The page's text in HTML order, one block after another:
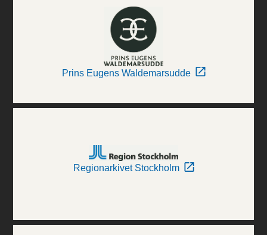
Prins Eugens Waldemarsudde
Regionarkivet Stockholm